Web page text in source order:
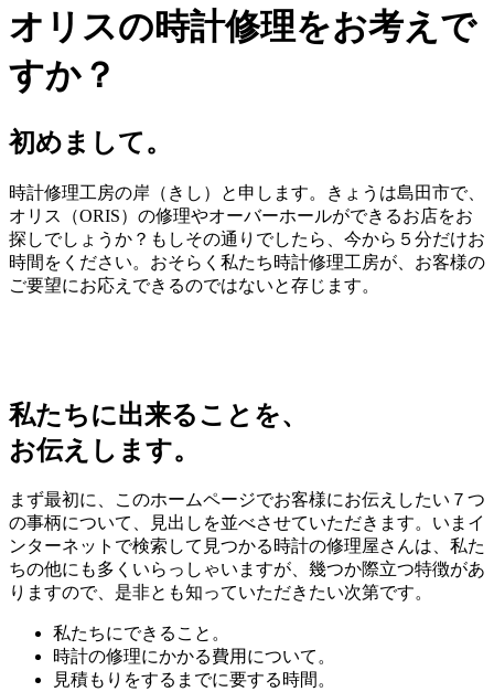
オリスの時計修理をお考えで
すか？
初めまして。
時計修理工房の岸（きし）と申します。きょうは島田市で、
オリス（ORIS）の修理やオーバーホールができるお店をお
探しでしょうか？もしその通りでしたら、今から５分だけお
時間をください。おそらく私たち時計修理工房が、お客様の
ご要望にお応えできるのではないと存じます。
私たちに出来ることを、
お伝えします。
まず最初に、このホームページでお客様にお伝えしたい７つ
の事柄について、見出しを並べさせていただきます。いまイ
ンターネットで検索して見つかる時計の修理屋さんは、私た
ちの他にも多くいらっしゃいますが、幾つか際立つ特徴があ
りますので、是非とも知っていただきたい次第です。
私たちにできること。
時計の修理にかかる費用について。
見積もりをするまでに要する時間。